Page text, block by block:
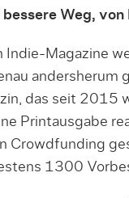
Weg,
Indie-Magazine
andersherum
das seit 2015
Printausgabe
Crowdfunding
1300